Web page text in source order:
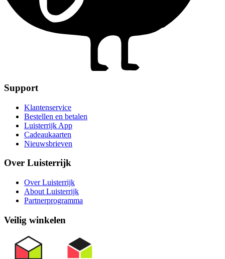
Support
Klantenservice
Bestellen en betalen
Luisterrijk App
Cadeaukaarten
Nieuwsbrieven
Over Luisterrijk
Over Luisterrijk
About Luisterrijk
Partnerprogramma
Veilig winkelen